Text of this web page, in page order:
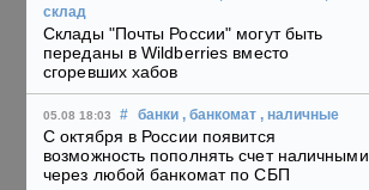
склад
Склады "Почты России" могут быть
переданы в Wildberries вместо
сгоревших хабов
05.08 18:03 # банки , банкомат , наличные
С октября в России появится
возможность пополнять счет наличными
через любой банкомат по СБП